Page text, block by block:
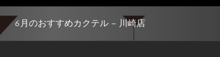
6月のおすすめカクテル – 川崎店